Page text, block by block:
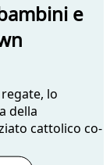
e
lo
della
cattolico co-